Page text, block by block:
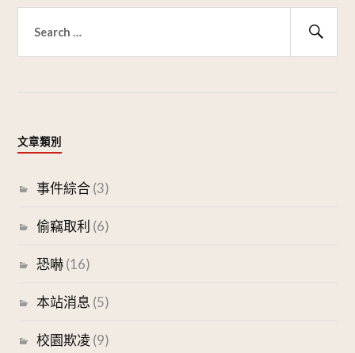
關
文章類別
事件綜合(3)
偷竊取利 (6)
恐嚇(16)
本站消息 (5)
校園欺凌(9)